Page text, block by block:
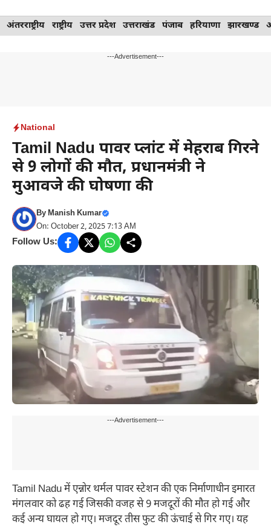
Skip
to
अंतरराष्ट्रीय राष्ट्रीय उत्तर प्रदेश उत्तराखंड पंजाब हरियाणा झारखण्ड
---Advertisement---
National
Tamil Nadu पावर प्लांट में मेहराब गिरने
से 9 लोगों की मौत, प्रधानमंत्री ने
मुआवजे की घोषणा की
ByManish Kumar
On: October 2, 2025 7:13 AM
Follow Us:
---Advertisement---
Tamil Nadu में एन्नोर थर्मल पावर स्टेशन की एक निर्माणाधीन इमारत
मंगलवार को ढह गई जिसकी वजह से 9 मजदूरों की मौत हो गई और
कई अन्य घायल हो गए। मजदूर तीस फुट की ऊंचाई से गिर गए। यह